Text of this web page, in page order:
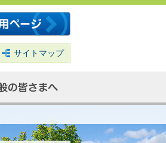
サイトマップ